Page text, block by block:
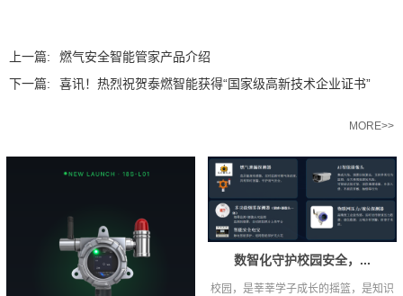
上一篇:
燃气安全智能管家产品介绍
下一篇:
喜讯！热烈祝贺泰燃智能获得“国家级高新技术企业证书”
MORE>>
数智化守护校园安全，...
校园，是莘莘学子成长的摇篮，是知识